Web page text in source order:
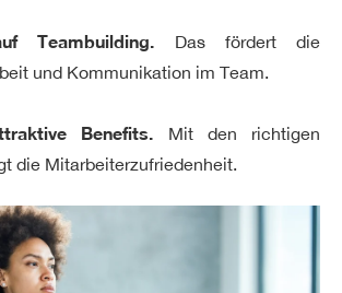
Teambuilding.
Das fördert die
und Kommunikation im Team.
Benefits.
Mit den richtigen
die Mitarbeiterzufriedenheit.